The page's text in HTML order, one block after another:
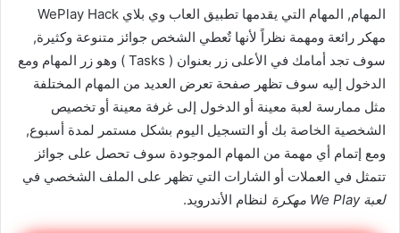
المهام, المهام التي يقدمها تطبيق العاب وي بلاي WePlay Hack
مهكر رائعة ومهمة نظراً لأنها تٌعطي الشخص جوائز متنوعة وكثيرة,
سوف تجد أمامك في الأعلى زر بعنوان ( Tasks ) وهو زر المهام ومع
الدخول إليه سوف تظهر صفحة تعرض العديد من المهام المختلفة
مثل ممارسة لعبة معينة أو الدخول إلى غرفة معينة أو تخصيص
الشخصية الخاصة بك أو التسجيل اليوم بشكل مستمر لمدة أسبوع,
ومع إتمام أي مهمة من المهام الموجودة سوف تحصل على جوائز
تتمثل في العملات أو الشارات التي تظهر على الملف الشخصي في
لعبة We Play مهكرة
لنظام الأندرويد.